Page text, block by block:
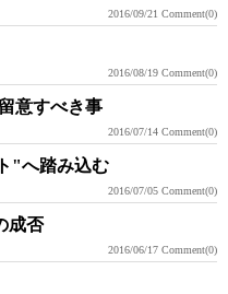
2016/09/21 Comment(0)
2016/08/19 Comment(0)
意すべき事
2016/07/14 Comment(0)
"へ踏み込む
2016/07/05 Comment(0)
成否
2016/06/17 Comment(0)